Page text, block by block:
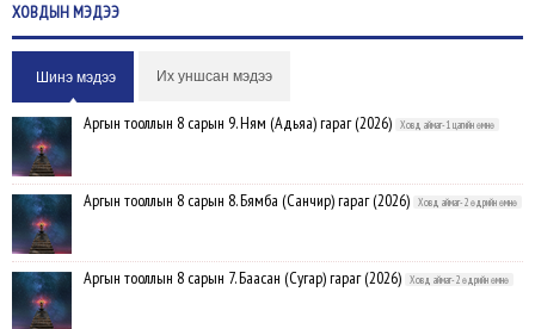
ХОВДЫНМЭДЭЭ
Шинэ мэдээ Их уншсан мэдээ
Аргын тооллын 8 сарын 9. Ням (Адьяа) гараг (2026) Ховд аймаг-1 цагийн өмнө
Аргын тооллын 8 сарын 8. Бямба (Санчир) гараг (2026) Ховд аймаг-2 өдрийн өмнө
Аргын тооллын 8 сарын 7. Баасан (Сугар) гараг (2026) Ховд аймаг-2 өдрийн өмнө